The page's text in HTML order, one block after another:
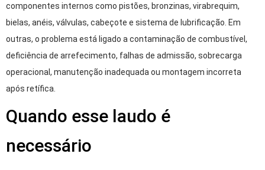
componentes internos como pistões, bronzinas, virabrequim,
bielas, anéis, válvulas, cabeçote e sistema de lubrificação. Em
outras, o problema está ligado a contaminação de combustível,
deficiência de arrefecimento, falhas de admissão, sobrecarga
operacional, manutenção inadequada ou montagem incorreta
após retífica.
Quando esse laudo é
necessário